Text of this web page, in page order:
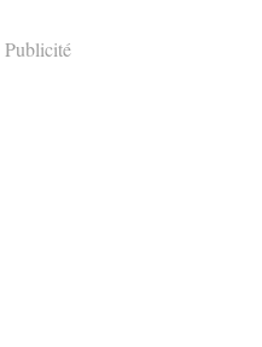
Publicité